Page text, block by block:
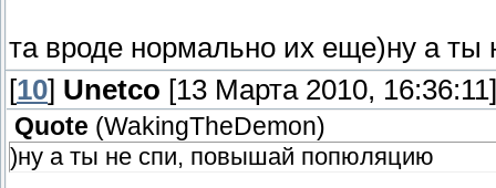
та вроде нормально их еще)ну а
[10] Unetco [13 Марта 2010, 16:36:11]
Quote (WakingTheDemon)
)ну а ты не спи, повышай попюляцию